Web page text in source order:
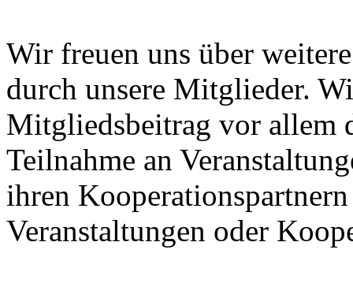
Wir freuen uns über
durch unsere Mitglieder.
Mitgliedsbeitrag vor allem
Teilnahme an
ihren
Veranstaltungen oder